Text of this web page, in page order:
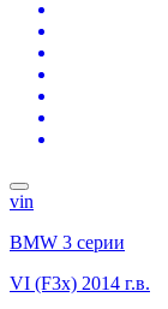
vin
BMW 3 серии
VI (F3x) 2014 г.в.